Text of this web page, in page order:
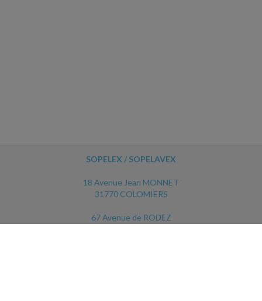
SOPELEX / SOPELAVEX
18 Avenue Jean MONNET
31770 COLOMIERS
67 Avenue de RODEZ